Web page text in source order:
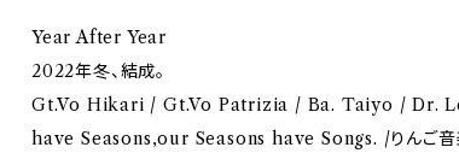
Year After Year
2022年冬、結成。
Gt.Vo Hikari / Gt.Vo Patrizia / Ba. Taiyo / Dr.
have Seasons,our Seasons have Songs. /りんご